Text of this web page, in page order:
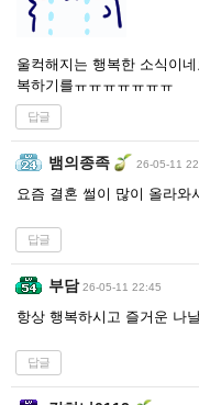
울컥해지는 행복한 소식이
복하기를ㅠㅠㅠㅠㅠㅠㅠ
답글
뱀의종족 26-05-11
요즘 결혼 썰이 많이 올라와
답글
부담 26-05-11 22:45
항상 행복하시고 즐거운 나
답글